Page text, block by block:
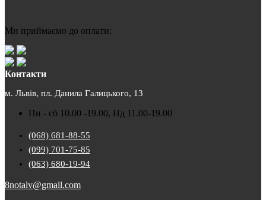
Ми приймаємо до оплати:
Контакти
м. Львів, пл. Данила Галицького, 13
Пн - сб 10.00 -19.00, Нд 11.00-19.00
(068) 681-88-55
(099) 701-75-85
(063) 680-19-94
8notalv@gmail.com